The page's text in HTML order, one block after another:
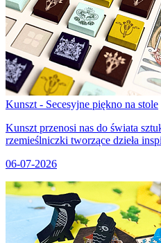
Kunszt - Secesyjne piękno na stole
Kunszt przenosi nas do świata
rzemieślniczki tworzące dzieła
06-07-2026